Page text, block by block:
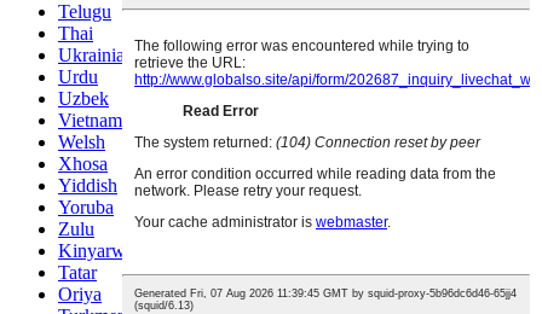
Telugu
Thai
Ukrainian
Urdu
Uzbek
Vietnamese
Welsh
Xhosa
Yiddish
Yoruba
Zulu
Kinyarwanda
Tatar
Oriya